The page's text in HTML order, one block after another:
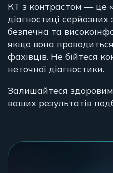
КТ з контрастом — це
діагностиці
безпечна та
якщо вона
фахівців. Не бійтеся
неточної діагностики.
Залишайтеся
ваших результатів